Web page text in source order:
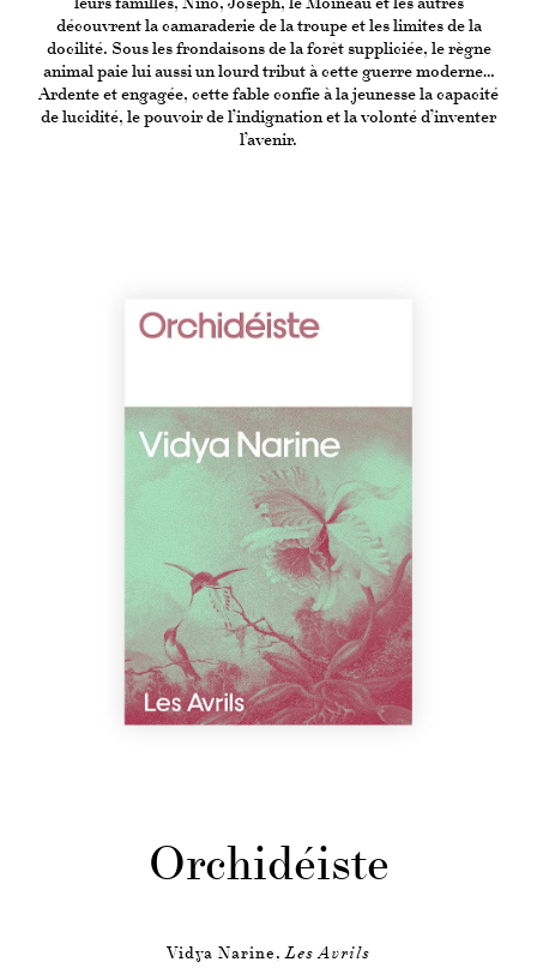
découvrent la camaraderie de la troupe et les limites de la
docilité. Sous les frondaisons de la forêt suppliciée, le règne
animal paie lui aussi un lourd tribut à cette guerre moderne…
Ardente et engagée, cette fable confie à la jeunesse la capacité
de lucidité, le pouvoir de l’indignation et la volonté d’inventer
l’avenir.
Orchidéiste
Vidya Narine, Les Avrils